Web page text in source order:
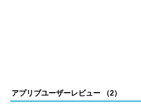
アプリブユーザーレビュー （2）